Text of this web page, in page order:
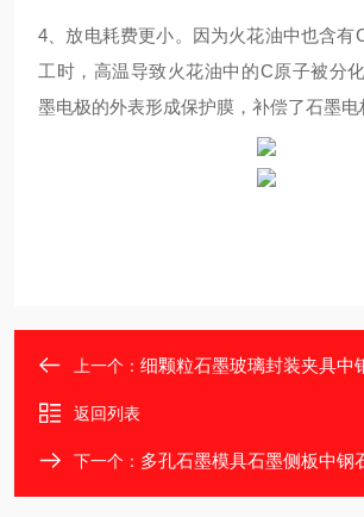
4、放电耗费更小。因为火花油中也含有
工时，高温导致火花油中的C原子被分
墨电极的外表形成保护膜，补偿了石墨电
上一个： 细颗粒石墨玻璃封装夹具中
返回列表
下一个： 多孔石墨模具石墨侧板中钢